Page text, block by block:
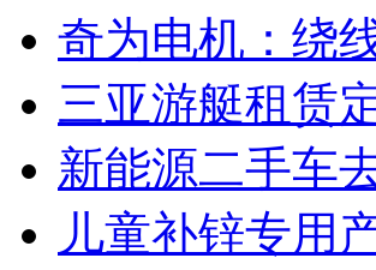
奇为电机：绕
三亚游艇租赁
新能源二手车
儿童补锌专用